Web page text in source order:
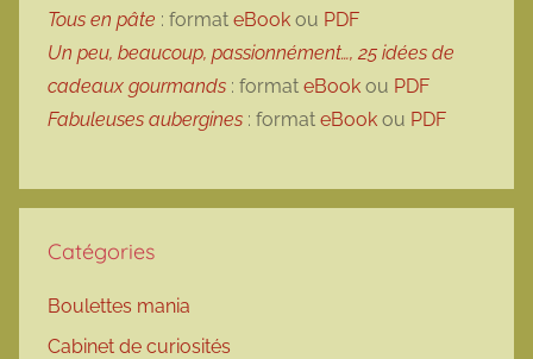
Tous en pâte : format eBook ou PDF
Un peu, beaucoup, passionnément…, 25 idées de
cadeaux gourmands : format eBook ou PDF
Fabuleuses aubergines : format eBook ou PDF
Catégories
Boulettes mania
Cabinet de curiosités